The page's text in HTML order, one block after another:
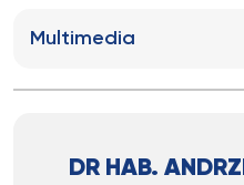
Multimedia
DR HAB.